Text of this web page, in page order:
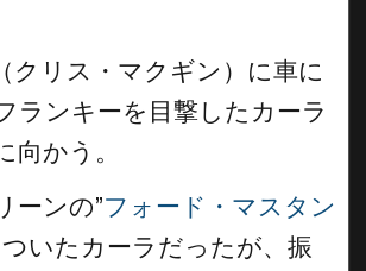
クリス・マクギン）に車に
ランキーを目撃したカーラ
向かう。
ーンの”フォード・マスタン
いたカーラだったが、振